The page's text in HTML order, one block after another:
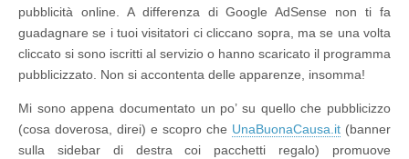
pubblicità online. A differenza di Google AdSense non ti fa
guadagnare se i tuoi visitatori ci cliccano sopra, ma se una volta
cliccato si sono iscritti al servizio o hanno scaricato il programma
pubblicizzato. Non si accontenta delle apparenze, insomma!
Mi sono appena documentato un po’ su quello che pubblicizzo
(cosa doverosa, direi) e scopro che UnaBuonaCausa.it (banner
sulla sidebar di destra coi pacchetti regalo) promuove